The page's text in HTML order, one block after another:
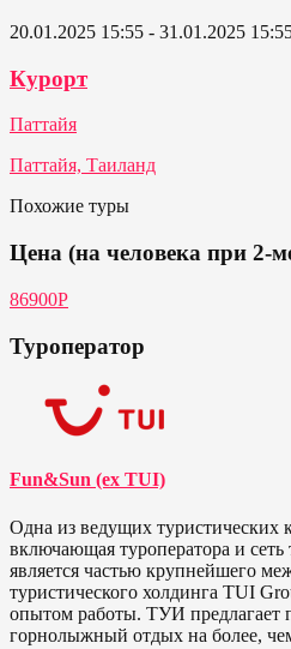
20.01.2025 15:55 - 31.01.2025
Курорт
Паттайя
Паттайя, Таиланд
Похожие туры
Цена (на человека при 2-
86900Р
Туроператор
Fun&Sun (ex TUI)
Одна из ведущих
включающая туроператора и сеть
является частью крупнейшего
туристического холдинга TUI
опытом работы. ТУИ
горнолыжный отдых на более,